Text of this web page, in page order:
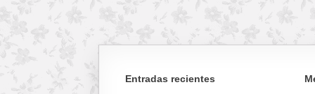
Entradas recientes